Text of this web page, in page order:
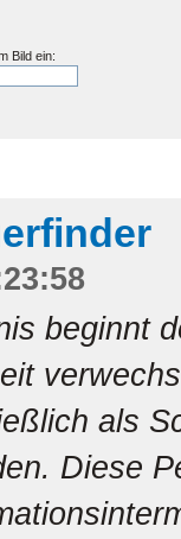
Bild ein:
beginnt
als
Diese